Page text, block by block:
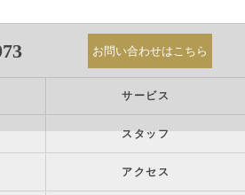
お問い合わせはこちら
サービス
スタッフ
アクセス